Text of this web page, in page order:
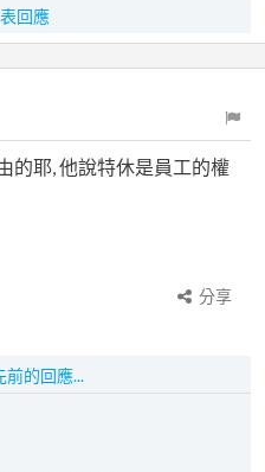
回應
的耶, 他說特休是員工的權
分享
前的回應...